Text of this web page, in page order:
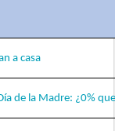
a casa
de la Madre: ¿0%